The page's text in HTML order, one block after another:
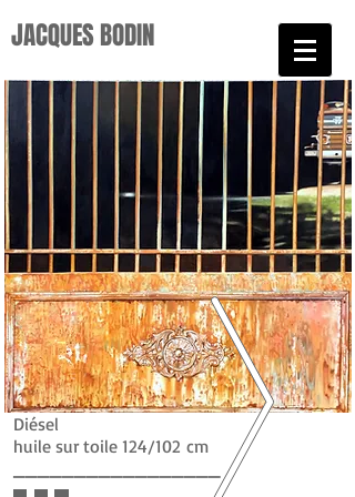
JACQUES BODIN​
Diésel
huile sur toile 124/102 cm